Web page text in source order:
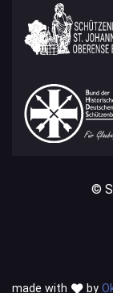
©
made with by